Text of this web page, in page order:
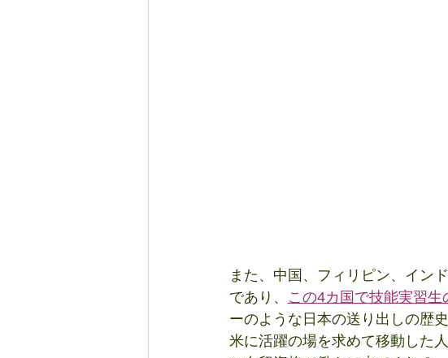
また、中国、フィリピン、イン
であり、 この4カ国で技能実習
ーのような日本の送り出しの歴
米に活躍の場を求めて移動した